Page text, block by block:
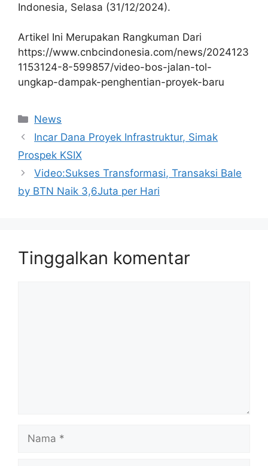
Indonesia, Selasa (31/12/2024).
Artikel Ini Merupakan Rangkuman Dari
https://www.cnbcindonesia.com/news/2024123
1153124-8-599857/video-bos-jalan-tol-
ungkap-dampak-penghentian-proyek-baru
Kategori
News
Incar Dana Proyek Infrastruktur, Simak
Prospek KSIX
Video:Sukses Transformasi, Transaksi Bale
by BTN Naik 3,6Juta per Hari
Tinggalkan komentar
Nama